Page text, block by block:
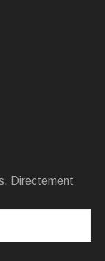
Directement